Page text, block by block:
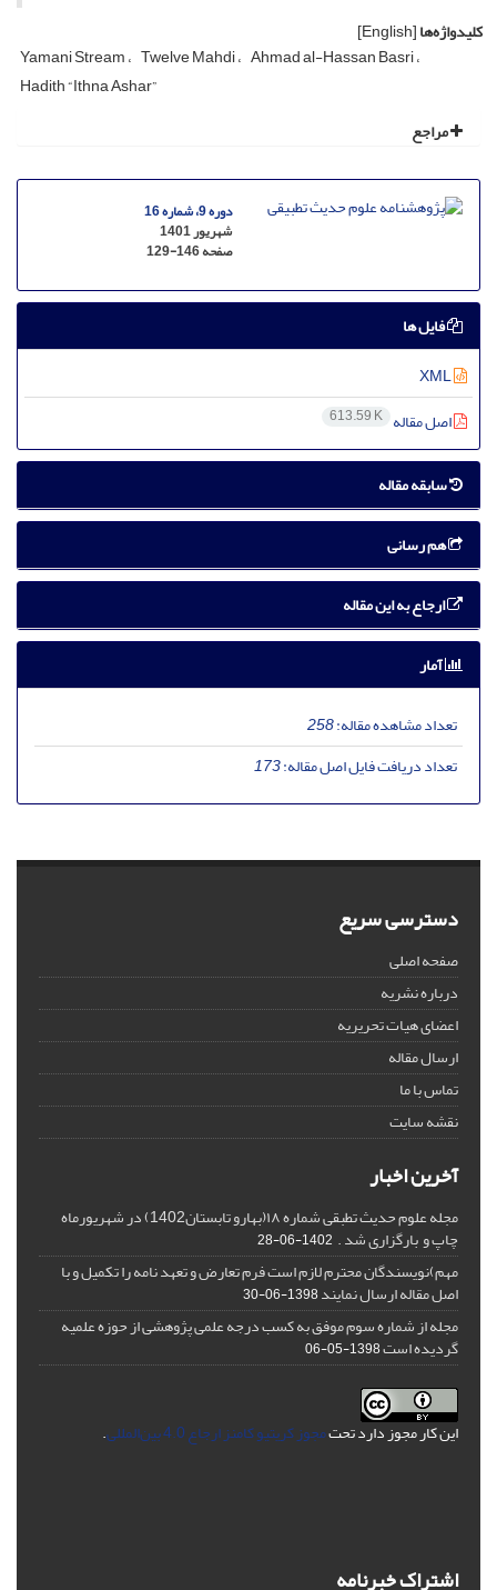
کلیدواژه‌ها[English]
Yamani Stream Twelve Mahdi Ahmad al-Hassan Basri
Hadith “Ithna Ashar”
مراجع
دوره 9، شماره 16
شهریور 1401
صفحه129-146
فایل ها
اصل مقاله 613.59 K
سابقه مقاله
هم رسانی
ارجاع به این مقاله
آمار
تعداد مشاهده مقاله:258
تعداد دریافت فایل اصل مقاله:173
دسترسی سریع
صفحه اصلی
درباره نشریه
اعضای هیات تحریریه
ارسال مقاله
تماس با ما
نقشه سایت
آخرین اخبار
مجله علوم حدیث تطبقی شماره ۱۸(بهارو تابستان1402) در شهریورماه
چاپ و بارگزاری شد . 1402-06-28
مهم)نویسندگان محترم لازم است فرم تعارض و تعهد نامه را تکمیل و با
اصل مقاله ارسال نمایند1398-06-30
مجله از شماره سوم موفق به کسب درجه علمی پژوهشی از حوزه علمیه
گردیده است1398-05-06
این کار مجوز دارد تحتمجوز کریتیو کامنز ارجاع 4.0 بین‌المللی .
اشتراک خبرنامه